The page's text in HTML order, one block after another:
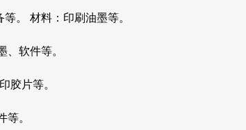
。 材料：印刷油墨等。
软件等。
胶片等。
。